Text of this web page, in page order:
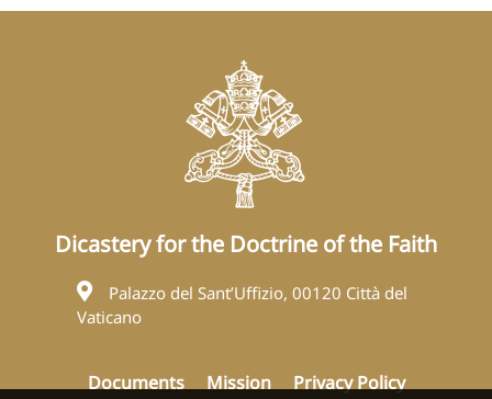
Dicastery for the Doctrine of the Faith
Palazzo del Sant’Uffizio, 00120 Città del
Vaticano
Documents Mission
Privacy Policy